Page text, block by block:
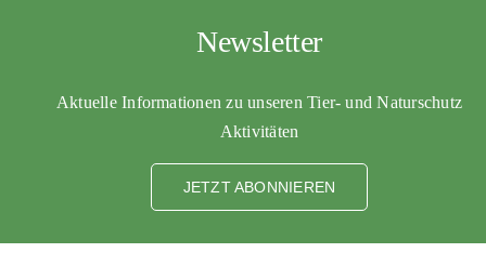
Newsletter
Aktuelle Informationen zu unseren Tier- und Naturschutz
Aktivitäten
JETZT ABONNIEREN